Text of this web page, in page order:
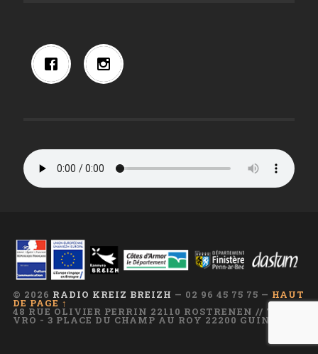
© 2026 RADIO KREIZ BREIZH — 02 96 45 75 75 — HAUT
DE PAGE ↑
48 RUE OLIVIER PERRIN 22110 ROSTRENEN // TI AR
VRO - 3 PLACE DU CHAMP AU ROY 22200 GUINGAMP